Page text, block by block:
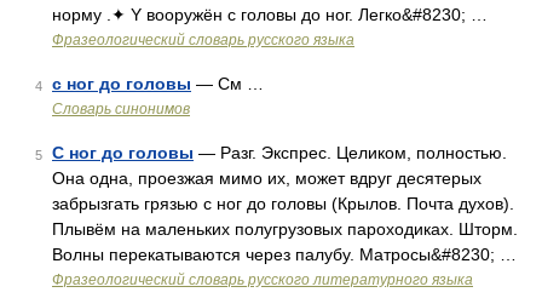
норму .✦ Y вооружён с головы до ног. Легко&#8230; …
Фразеологический словарь русского языка
4 с ног до головы — См …
Словарь синонимов
5 С ног до головы — Разг. Экспрес. Целиком, полностью.
Она одна, проезжая мимо их, может вдруг десятерых
забрызгать грязью с ног до головы (Крылов. Почта духов).
Плывём на маленьких полугрузовых пароходиках. Шторм.
Волны перекатываются через палубу. Матросы&#8230; …
Фразеологический словарь русского литературного языка